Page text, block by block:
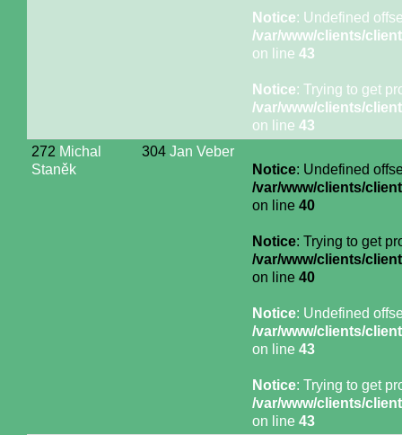
Notice: Undefined
/var/www/clients/
on line 43
Notice: Trying to get
/var/www/clients/
on line 43
272 Michal
Staněk
304 Jan Veber
Notice: Undefined
/var/www/clients/
on line 40
Notice: Trying to get
/var/www/clients/
on line 40
Notice: Undefined
/var/www/clients/
on line 43
Notice: Trying to get
/var/www/clients/
on line 43